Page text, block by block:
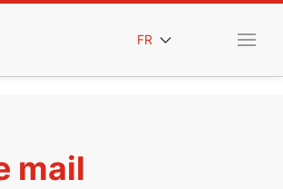
FR
mail